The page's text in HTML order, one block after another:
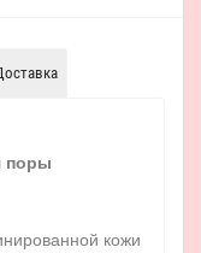
поры
кожи